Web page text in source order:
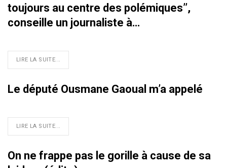
toujours au centre des polémiques’’,
conseille un journaliste à…
LIRE LA SUITE...
Le député Ousmane Gaoual m’a appelé
LIRE LA SUITE...
On ne frappe pas le gorille à cause de sa